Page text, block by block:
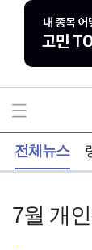
전체뉴스
7월 개